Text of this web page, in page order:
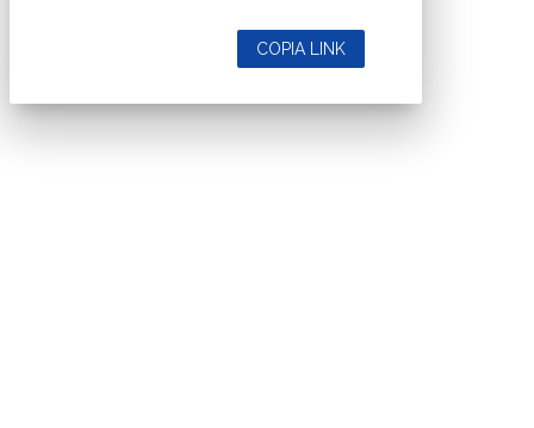
COPIA LINK